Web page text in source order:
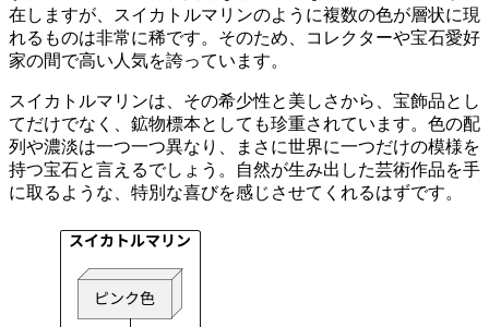
在しますが、
スイカトルマリンのように複数の色が層状に現
れるものは非常に稀です。そのため、コレクターや宝石愛好
家の間で高い人気を誇っています。
スイカトルマリンは、その希少性と美しさから、宝飾品とし
てだけでなく、 鉱物標本としても珍重されています。色の配
列や濃淡は一つ一つ異なり、まさに世界に一つだけの模様を
持つ宝石と言えるでしょう。自然が生み出した芸術作品を手
に取るような、特別な喜びを感じさせてくれるはずです。